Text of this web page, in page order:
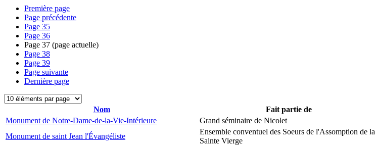
Première page
Page précédente
Page 35
Page 36
Page 37 (page actuelle)
Page 38
Page 39
Page suivante
Dernière page
Nom Fait partie de
Monument de Notre-Dame-de-la-Vie-Intérieure
Grand séminaire de Nicolet
Monument de saint Jean l'Évangéliste
Ensemble conventuel des Soeurs de l'Assomption de la
Sainte Vierge